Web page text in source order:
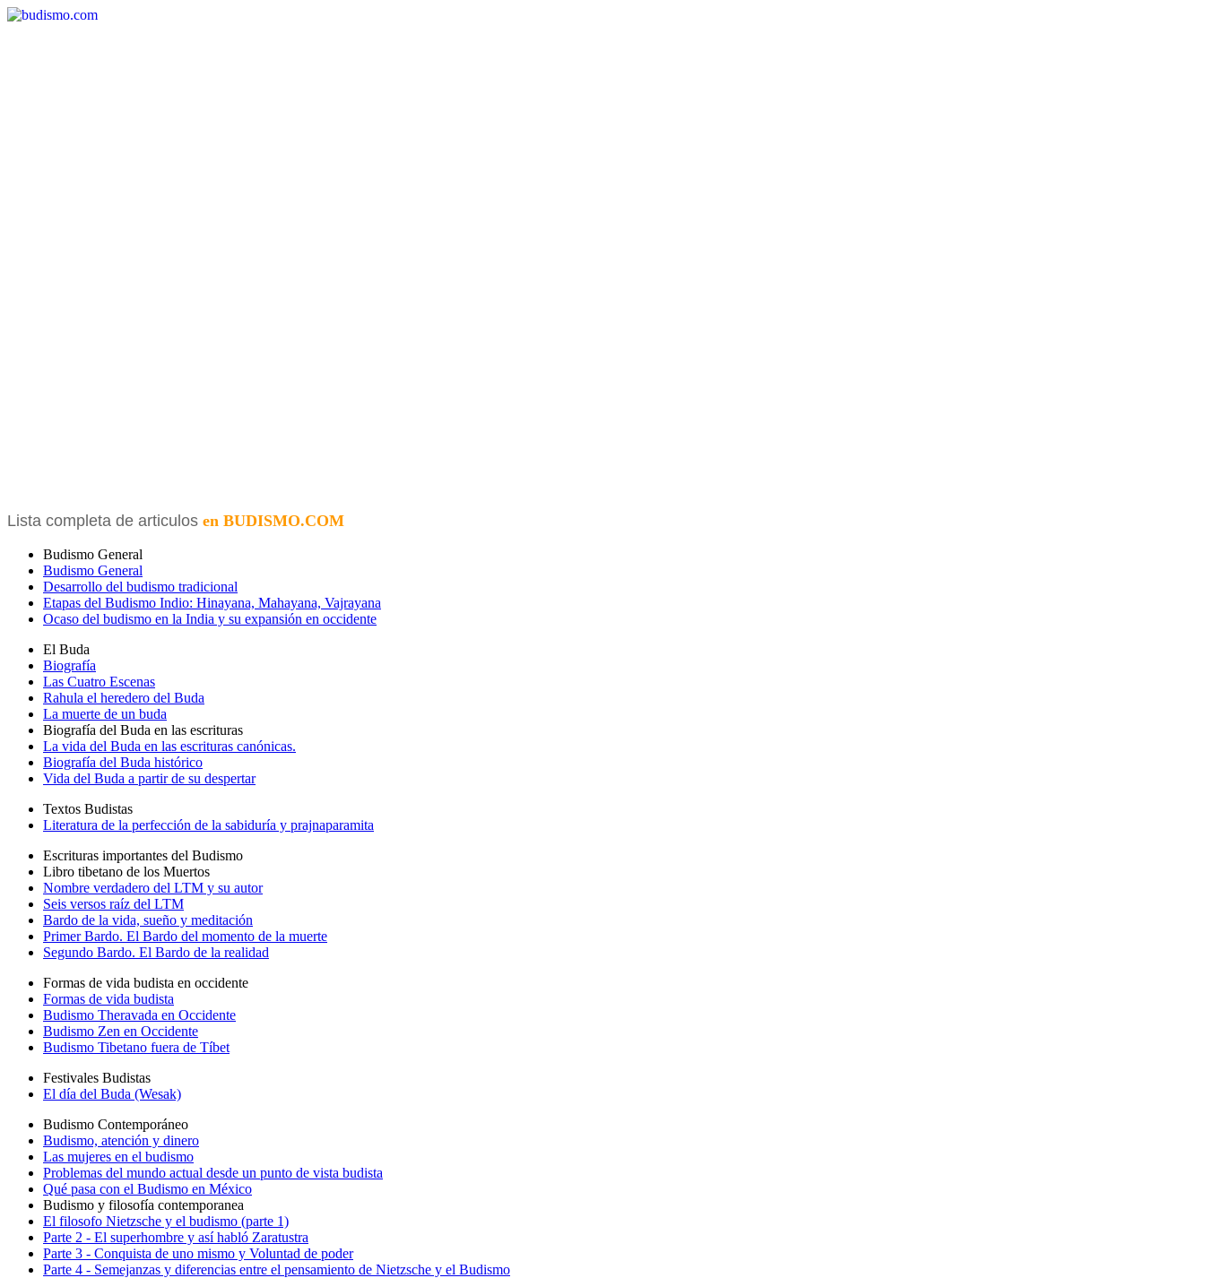
Lista completa de articulos en BUDISMO.COM
Budismo General
Budismo General
Desarrollo del budismo tradicional
Etapas del Budismo Indio: Hinayana, Mahayana, Vajrayana
Ocaso del budismo en la India y su expansión en occidente
El Buda
Biografía
Las Cuatro Escenas
Rahula el heredero del Buda
La muerte de un buda
Biografía del Buda en las escrituras
La vida del Buda en las escrituras canónicas.
Biografía del Buda histórico
Vida del Buda a partir de su despertar
Textos Budistas
Literatura de la perfección de la sabiduría y prajnaparamita
Escrituras importantes del Budismo
Libro tibetano de los Muertos
Nombre verdadero del LTM y su autor
Seis versos raíz del LTM
Bardo de la vida, sueño y meditación
Primer Bardo. El Bardo del momento de la muerte
Segundo Bardo. El Bardo de la realidad
Formas de vida budista en occidente
Formas de vida budista
Budismo Theravada en Occidente
Budismo Zen en Occidente
Budismo Tibetano fuera de Tíbet
Festivales Budistas
El día del Buda (Wesak)
Budismo Contemporáneo
Budismo, atención y dinero
Las mujeres en el budismo
Problemas del mundo actual desde un punto de vista budista
Qué pasa con el Budismo en México
Budismo y filosofía contemporanea
El filosofo Nietzsche y el budismo (parte 1)
Parte 2 - El superhombre y así habló Zaratustra
Parte 3 - Conquista de uno mismo y Voluntad de poder
Parte 4 - Semejanzas y diferencias entre el pensamiento de Nietzsche y el Budismo